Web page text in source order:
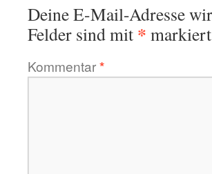
Deine E-Mail-Adresse
Felder sind mit * markiert
Kommentar*